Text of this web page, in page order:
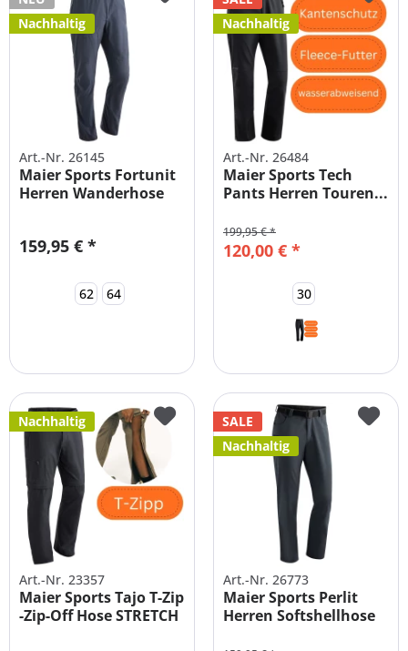
Nachhaltig
Art.-Nr. 26145
Maier Sports Fortunit
Herren Wanderhose
159,95 € *
62 64
Nachhaltig
Art.-Nr. 26484
Maier Sports Tech
Pants Herren Touren...
120,00 € *
199,95 € *
30
Nachhaltig
Art.-Nr. 23357
Maier Sports Tajo T-Zip
-Zip-Off Hose STRETCH
SALE
Nachhaltig
Art.-Nr. 26773
Maier Sports Perlit
Herren Softshellhose